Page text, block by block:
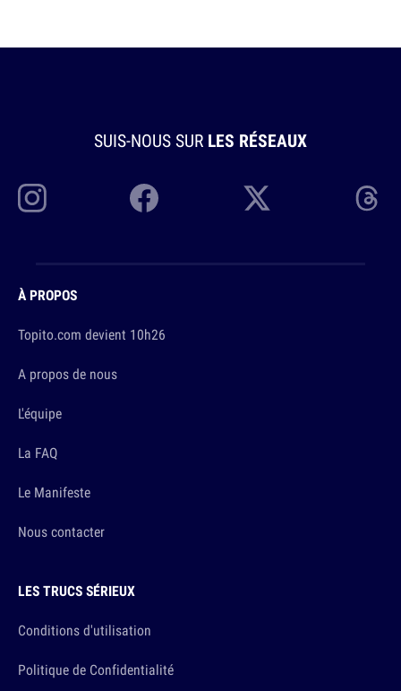
SUIS-NOUS SUR LES RÉSEAUX
À PROPOS
Topito.com devient 10h26
A propos de nous
L'équipe
La FAQ
Le Manifeste
Nous contacter
LES TRUCS SÉRIEUX
Conditions d'utilisation
Politique de Confidentialité